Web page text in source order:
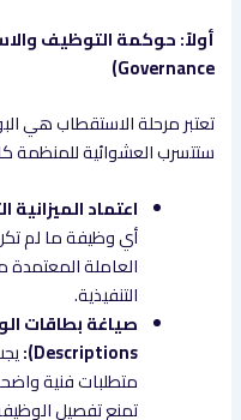
Governance)
تعتبر مرحلة الاستقطاب هي
ستتسرب العشوائية للمنظمة
اعتماد
أي وظيفة ما لم
العاملة المعتمدة
التنفيذية.
Descriptions):
متطلبات فنية واضحة
تمنع تفصيل